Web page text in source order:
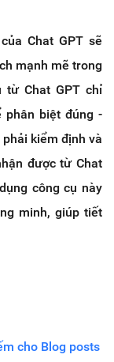
Chat GPT sẽ
mạnh mẽ trong
từ Chat GPT chỉ
phân biệt đúng -
kiểm định và
được từ Chat
công cụ này
minh, giúp tiết
cho Blog posts